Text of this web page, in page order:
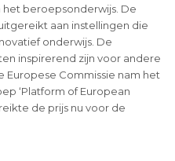
het beroepsonderwijs. De
aan instellingen die
onderwijs. De
inspirerend zijn voor andere
Europese Commissie nam het
‘Platform of European
de prijs nu voor de